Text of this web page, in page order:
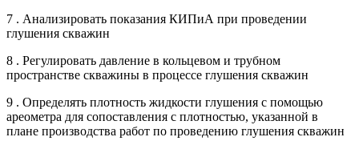
7 . Анализировать показания КИПиА при проведении
глушения скважин
8 . Регулировать давление в кольцевом и трубном
пространстве скважины в процессе глушения скважин
9 . Определять плотность жидкости глушения с помощью
ареометра для сопоставления с плотностью, указанной в
плане производства работ по проведению глушения скважин